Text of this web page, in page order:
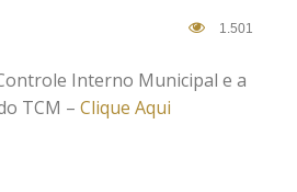
1.501
Interno Municipal e a
TCM – Clique Aqui